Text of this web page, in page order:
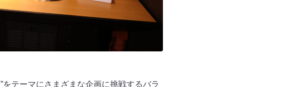
テーマにさまざまな企画に挑戦するバラ